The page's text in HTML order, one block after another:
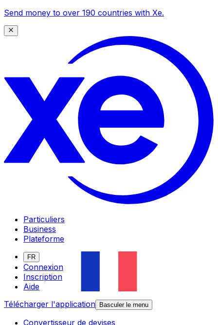
Send money to over 190 countries with Xe.
Particuliers
Business
Plateforme
FR
Connexion
Inscription
Aide
Télécharger l'application
Basculer le menu
Convertisseur de devises